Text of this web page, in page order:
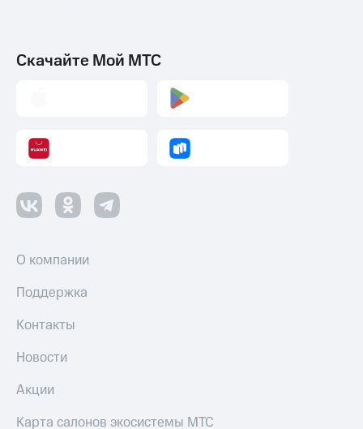
Скачайте Мой МТС
О компании
Поддержка
Контакты
Новости
Акции
Карта салонов экосистемы МТС